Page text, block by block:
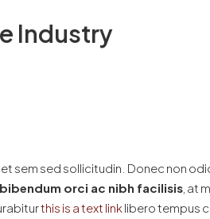
Industry
sem sed sollicitudin. Donec non
orci ac nibh facilisis , at
this is a text linklibero tempus